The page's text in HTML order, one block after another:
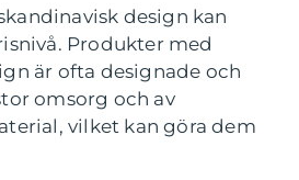
design kan
Produkter med
är ofta designade och
omsorg och av
vilket kan göra dem